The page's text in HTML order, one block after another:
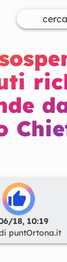
18, 10:19
puntOrtona.it